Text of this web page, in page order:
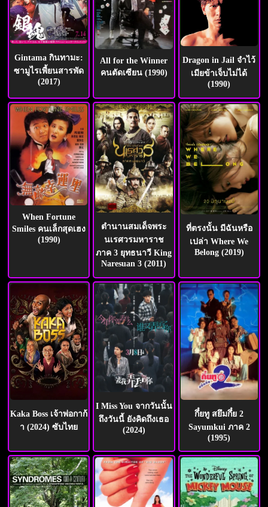
Gintama กินทามะ:
ซามูไรเพี้ยนสารพัด
(2017)
All for the Winner
คนตัดเซียน (1990)
Dragon in Jail จำไว้
เมียข้าเจ็บไม่ได้
(1990)
When Fortune
Smiles คนเล็กสุดเฮง
(1990)
ตำนานสมเด็จพระ
นเรศวรมหาราช
ภาค 3 ยุทธนาวี King
Naresuan 3 (2011)
ที่ตรงนั้น มีฉันหรือ
เปล่า Where We
Belong (2019)
Kaka Boss เจ้าพ่อกาก้
า (2024) ซับไทย
I Miss You จากวันนั้น
ถึงวันนี้ ยังคิดถึงเธอ
(2024)
กึ๋ยทู สยึมกึ๋ย 2
Sayumkui ภาค 2
(1995)